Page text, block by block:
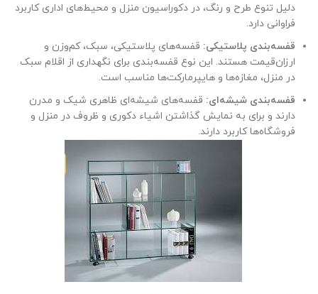
دلیل تنوع طرح و رنگ، در دکوراسیون منزل و محیط‌های اداری کاربرد
فراوانی دارد.
قفسه‌بندی پلاستیکی: قفسه‌های پلاستیکی، سبک، کم‌وزن و
ارزان‌قیمت هستند. این نوع قفسه‌بندی برای نگهداری از اقلام سبک
در منزل، مغازه‌ها و هایپرمارکت‌ها مناسب است.
قفسه‌بندی شیشه‌ای: قفسه‌های شیشه‌ای ظاهری شیک و مدرن
دارند و برای به نمایش گذاشتن اشیاء دکوری و ظروف در منزل و
فروشگاه‌ها کاربرد دارند.